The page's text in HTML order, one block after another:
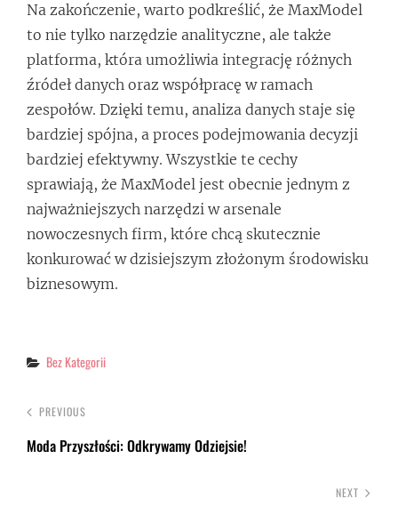
Na zakończenie, warto podkreślić, że MaxModel
to nie tylko narzędzie analityczne, ale także
platforma, która umożliwia integrację różnych
źródeł danych oraz współpracę w ramach
zespołów. Dzięki temu, analiza danych staje się
bardziej spójna, a proces podejmowania decyzji
bardziej efektywny. Wszystkie te cechy
sprawiają, że MaxModel jest obecnie jednym z
najważniejszych narzędzi w arsenale
nowoczesnych firm, które chcą skutecznie
konkurować w dzisiejszym złożonym środowisku
biznesowym.
Categories
Bez Kategorii
PREVIOUS
Moda Przyszłości: Odkrywamy Odziejsie!
NEXT